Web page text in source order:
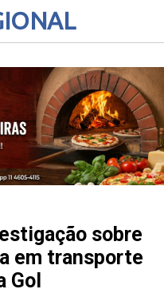
sobre
em transporte
Gol